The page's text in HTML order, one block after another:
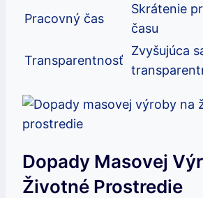
Pracovný čas
Skrátenie
času
Transparentnosť
Zvyšujúca
Dopady Masovej
Životné Prostredie